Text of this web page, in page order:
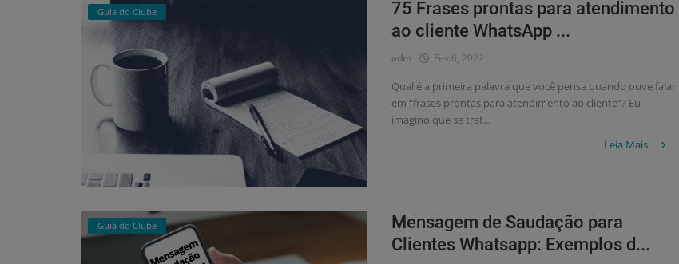
Guia do Clube
75 Frases prontas para atendimento
ao cliente WhatsApp ...
adm Fev 6, 2022
Qual é a primeira palavra que você pensa quando ouve falar
em “frases prontas para atendimento ao cliente”? Eu
imagino que se trat...
Leia Mais
Guia do Clube
Mensagem de Saudação para
Clientes Whatsapp: Exemplos d...